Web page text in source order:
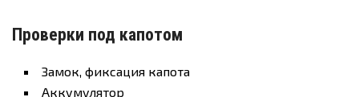
Проверки под капотом
Замок, фиксация капота
Аккумулятор